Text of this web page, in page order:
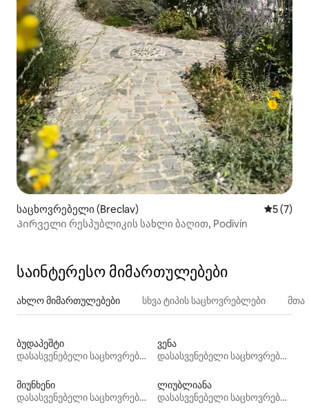
საცხოვრებელი (Breclav)
5 (7)
Პირველი რესპუბლიკის სახლი ბაღით, Podivín
საინტერესო მიმართულებები
ახლო მიმართულებები სხვა ტიპის საცხოვრებლები
ბუდაპეშტი
დასასვენებელი საცხოვრებლები
ვენა
დასასვენებელი საცხოვრებლები
მიუნხენი
დასასვენებელი საცხოვრებლები
ლიუბლიანა
დასასვენებელი საცხოვრებლები